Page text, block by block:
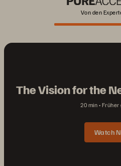
Von den
The Vision for the
20 min Früher
Watch